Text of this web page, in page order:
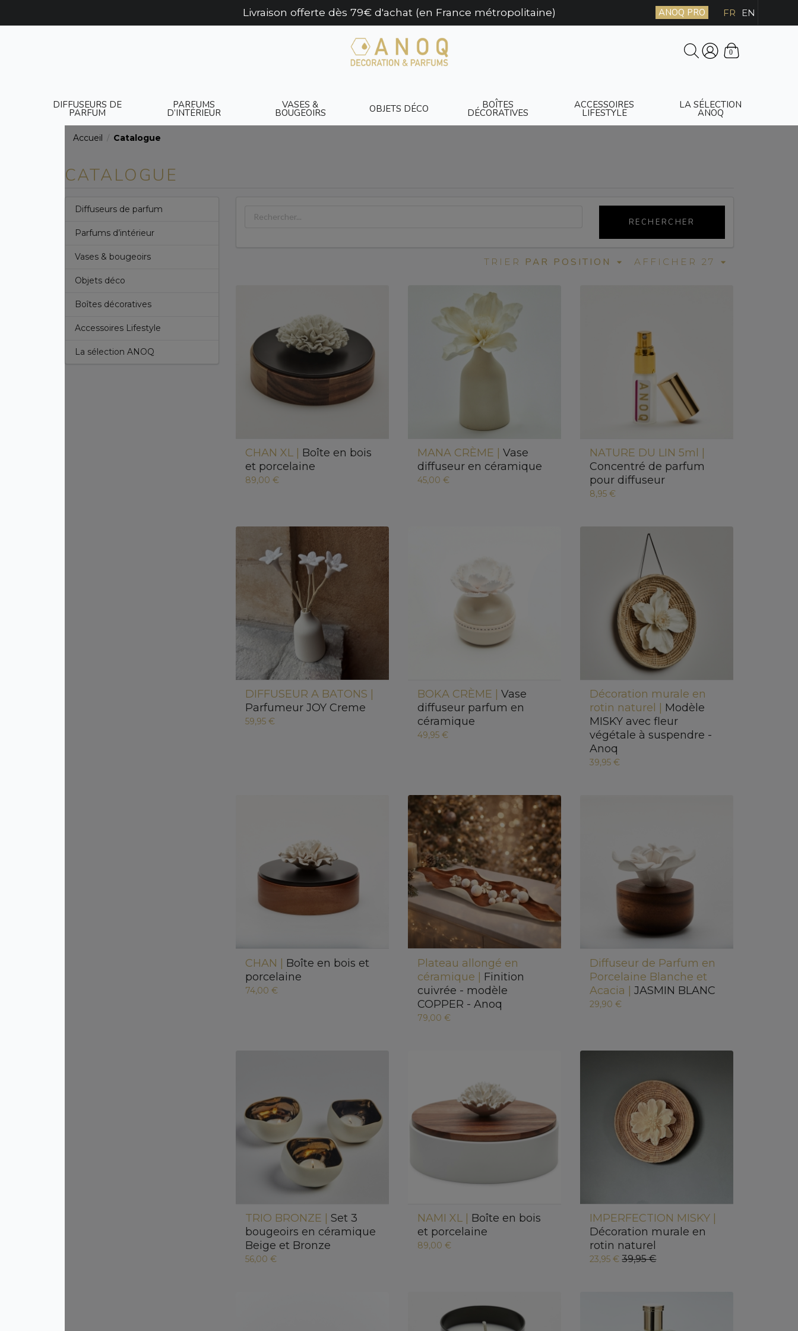
Livraison offerte dès 79€ d'achat (en France métropolitaine) ANOQ PRO FR EN
0
DIFFUSEURS DE
PARFUM
PARFUMS
D’INTÉRIEUR
VASES &
BOUGEOIRS OBJETS DÉCO BOÎTES
DÉCORATIVES
ACCESSOIRES
LIFESTYLE
LA SÉLECTION
ANOQ
Accueil / Catalogue
CATALOGUE
Diffuseurs de parfum
Parfums d’intérieur
Vases & bougeoirs
Objets déco
Boîtes décoratives
Accessoires Lifestyle
La sélection ANOQ
RECHERCHER
AFFICHER 27
TRIER PAR POSITION
CHAN XL | Boîte en bois
et porcelaine
89,00 €
MANA CRÈME |Vase
diffuseur en céramique
45,00 €
NATURE DU LIN 5ml |
Concentré de parfum
pour diffuseur
8,95 €
DIFFUSEUR A BATONS |
Parfumeur JOY Creme
59,95 €
BOKA CRÈME |Vase
diffuseur parfum en
céramique
49,95 €
Décoration murale en
rotin naturel | Modèle
MISKY avec fleur
végétale à suspendre -
Anoq
39,95 €
CHAN | Boîte en bois et
porcelaine
74,00 €
Plateau allongé en
céramique | Finition
cuivrée - modèle
COPPER - Anoq
79,00 €
Diffuseur de Parfum en
Porcelaine Blanche et
Acacia |JASMIN BLANC
29,90 €
TRIO BRONZE |Set 3
bougeoirs en céramique
Beige et Bronze
56,00 €
NAMI XL | Boîte en bois
et porcelaine
89,00 €
IMPERFECTION MISKY |
Décoration murale en
rotin naturel
23,95 € 39,95 €